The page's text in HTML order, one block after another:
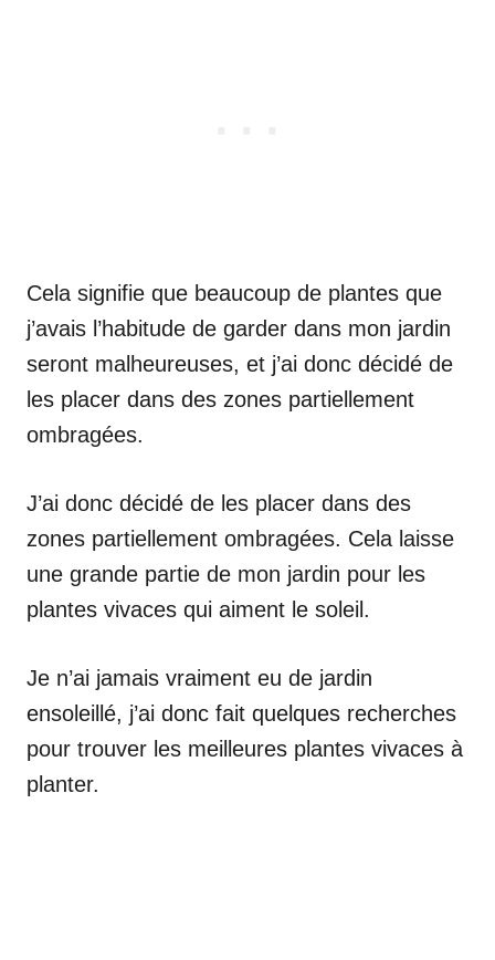
Cela signifie que beaucoup de plantes que
j’avais l’habitude de garder dans mon jardin
seront malheureuses, et j’ai donc décidé de
les placer dans des zones partiellement
ombragées.
J’ai donc décidé de les placer dans des
zones partiellement ombragées. Cela laisse
une grande partie de mon jardin pour les
plantes vivaces qui aiment le soleil.
Je n’ai jamais vraiment eu de jardin
ensoleillé, j’ai donc fait quelques recherches
pour trouver les meilleures plantes vivaces à
planter.